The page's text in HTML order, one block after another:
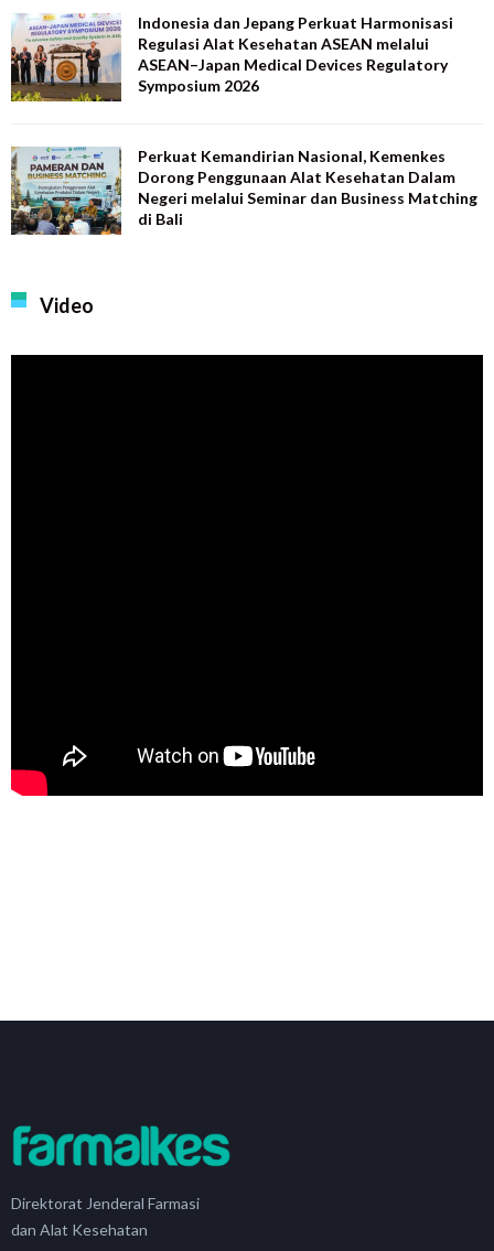
Indonesia dan Jepang Perkuat Harmonisasi
Regulasi Alat Kesehatan ASEAN melalui
ASEAN–Japan Medical Devices Regulatory
Symposium 2026
Perkuat Kemandirian Nasional, Kemenkes
Dorong Penggunaan Alat Kesehatan Dalam
Negeri melalui Seminar dan Business Matching
di Bali
Video
Direktorat Jenderal Farmasi
dan Alat Kesehatan